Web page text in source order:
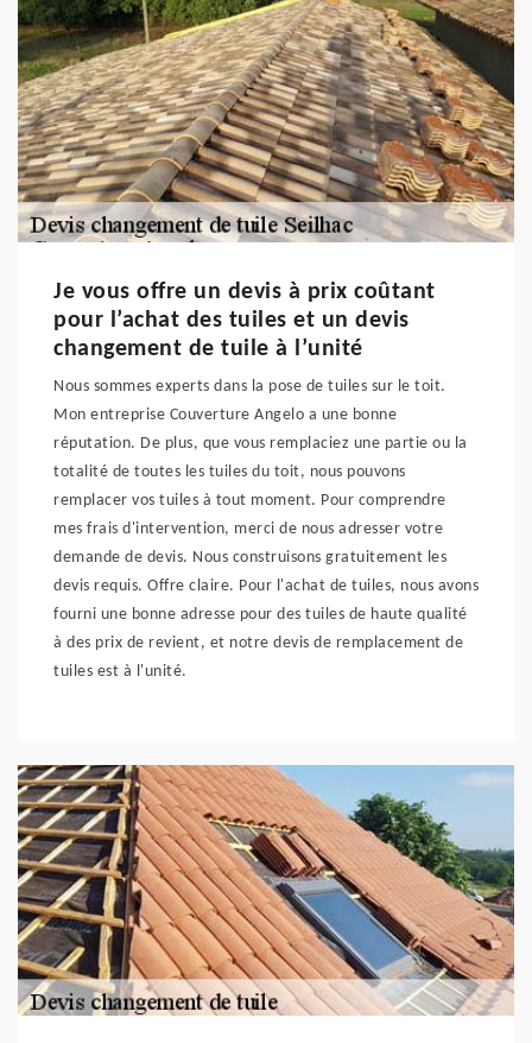
Je vous offre un devis à prix coûtant
pour l’achat des tuiles et un devis
changement de tuile à l’unité
Nous sommes experts dans la pose de tuiles sur le toit.
Mon entreprise Couverture Angelo a une bonne
réputation. De plus, que vous remplaciez une partie ou la
totalité de toutes les tuiles du toit, nous pouvons
remplacer vos tuiles à tout moment. Pour comprendre
mes frais d'intervention, merci de nous adresser votre
demande de devis. Nous construisons gratuitement les
devis requis. Offre claire. Pour l'achat de tuiles, nous avons
fourni une bonne adresse pour des tuiles de haute qualité
à des prix de revient, et notre devis de remplacement de
tuiles est à l'unité.